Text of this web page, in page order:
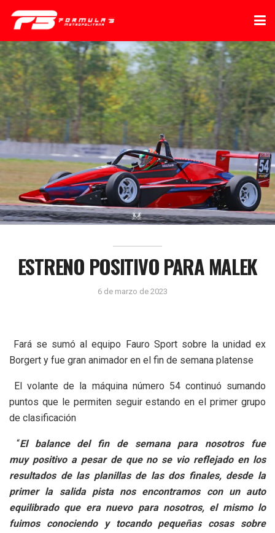
ESTRENO POSITIVO PARA MALEK
6 de marzo de 2023
Fará se sumó al equipo Fauro Sport sobre la unidad ex
Borgert y fue gran animador en el fin de semana platense
El volante de la máquina número 54 continuó sumando
puntos que le permiten seguir estando en el primer grupo
de clasificación
“El balance del fin de semana para nosotros fue
muy positivo a pesar de que no se vio reflejado en los
resultados de las planillas de las dos finales, desde la
primer la salida pista nos encontramos con
un auto
equilibrado que era nuevo para nosotros, el mismo lo
fuimos conociendo y tocando pequeñas cosas sobre